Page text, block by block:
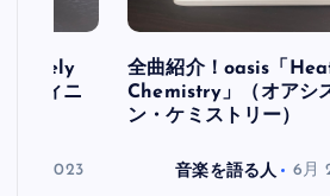
フィニ
30, 2023
全曲紹介！oasis「
Chemistry」（オアシ
ン・ケミストリー）
音楽を語る人 6月